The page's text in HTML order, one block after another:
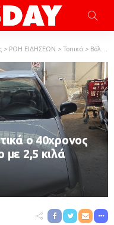
> ΡΟΗ ΕΙΔΗΣΕΩΝ > Τοπικά > Βόλος
ο 40χρονος
2,5 κιλά